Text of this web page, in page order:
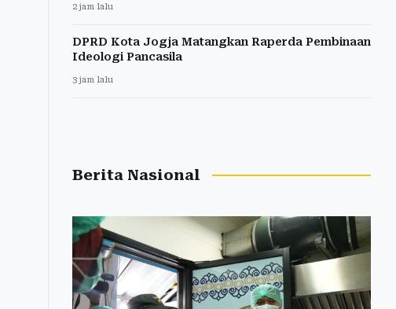
2 jam lalu
DPRD Kota Jogja Matangkan Raperda Pembinaan
Ideologi Pancasila
3 jam lalu
Berita Nasional